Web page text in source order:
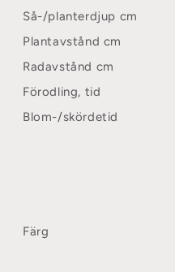
Så-/planterdjup cm
Plantavstånd cm
Radavstånd cm
Förodling, tid
Blom-/skördetid
Färg